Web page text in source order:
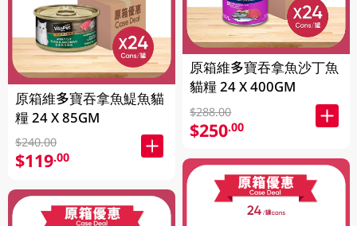
原箱維多寶吞拿魚鯷魚貓
糧 24 X 85GM
$240.00
$119.00
原箱維多寶吞拿魚沙丁魚
貓糧 24 X 400GM
$288.00
$250.00